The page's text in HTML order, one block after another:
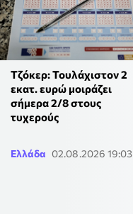
Τζόκερ: Τουλάχιστον 2
εκατ. ευρώ μοιράζει
σήμερα 2/8 στους
τυχερούς
Ελλάδα 02.08.2026 19:03